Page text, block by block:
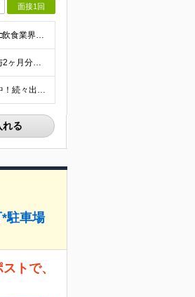
面接1回
★未経験・第二新卒・フリーター・ブランクOK ★学歴不問！ □転職回数が気になる方 □飲食業界にチャレンジしたい方 「やってみたい」という気持ちがあれば、皆さん大歓迎です♪ ◎こんな方が活躍して
＼想定月収30万円！お休みも稼ぎも欲張りたい方にピッタリ！／ ★業績好調のため賞与2ヶ月分支給実績 ★誕生日手当など手当充実 ★年2回昇給チャンス有 ★残業代全額支給（1分単位で支給） 月給25万
★勤務は希望を考慮します！ ★マイカー通勤可（駐車場完備） ★全国の各店舗で募集中！続々出店予定！ ～国内300店舗、47都道府県への展開を目標に出店中！～ ▼積極採用地域▼ ・中部（富山、石川、
れる
駐車場
トで、